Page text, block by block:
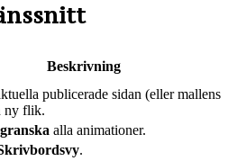
Beskrivning
publicerade sidan (eller mallens
ny flik.
alla animationer.
.